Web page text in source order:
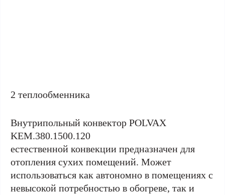
2 теплообменника
Внутрипольный конвектор POLVAX
KEM.380.1500.120
естественной конвекции предназначен для
отопления сухих помещений. Может
использоваться как автономно в помещениях с
невысокой потребностью в обогреве, так и